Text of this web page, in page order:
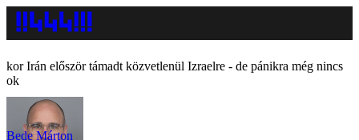
Irán először támadt közvetlenül Izraelre - de pánikra még nincs
ok
Bede Márton